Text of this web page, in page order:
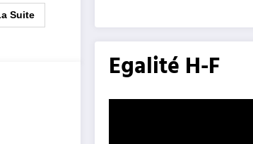
Suite
Egalité H-F